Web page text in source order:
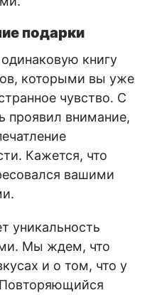
подарки
книгу
которыми вы уже
чувство. С
проявил внимание,
Кажется, что
вашими
уникальность
Мы ждем, что
и о том, что у